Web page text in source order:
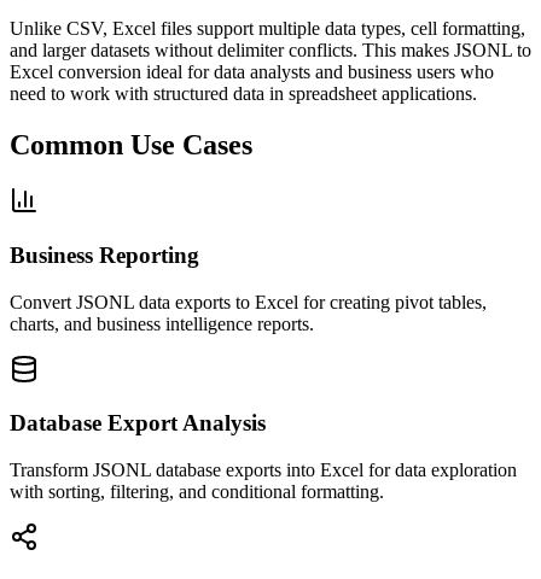
Unlike CSV, Excel files support multiple data types, cell formatting,
and larger datasets without delimiter conflicts. This makes JSONL to
Excel conversion ideal for data analysts and business users who
need to work with structured data in spreadsheet applications.
Common Use Cases
Business Reporting
Convert JSONL data exports to Excel for creating pivot tables,
charts, and business intelligence reports.
Database Export Analysis
Transform JSONL database exports into Excel for data exploration
with sorting, filtering, and conditional formatting.